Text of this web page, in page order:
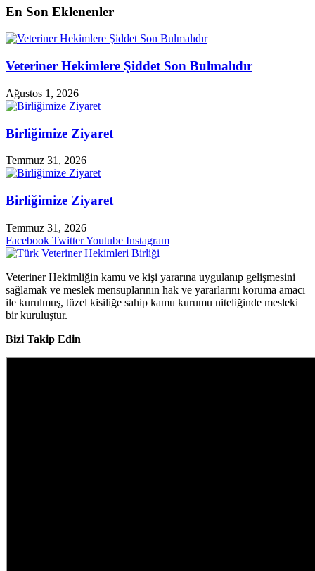
En Son Eklenenler
Veteriner Hekimlere Şiddet Son Bulmalıdır
Ağustos 1, 2026
Birliğimize Ziyaret
Temmuz 31, 2026
Birliğimize Ziyaret
Temmuz 31, 2026
Facebook TwitterYoutube Instagram
Veteriner Hekimliğin kamu ve kişi yararına uygulanıp gelişmesini
sağlamak ve meslek mensuplarının hak ve yararlarını koruma amacı
ile kurulmuş, tüzel kisiliğe sahip kamu kurumu niteliğinde mesleki
bir kuruluştur.
Bizi Takip Edin